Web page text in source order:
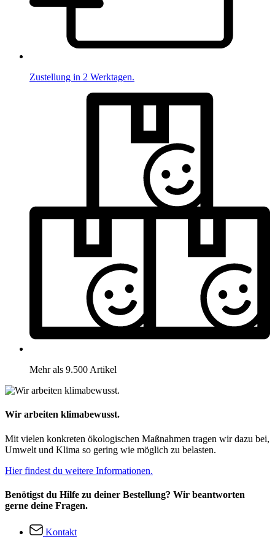
Zustellung in 2 Werktagen.
Mehr als 9.500 Artikel
Wir arbeiten klimabewusst.
Mit vielen konkreten ökologischen Maßnahmen tragen wir dazu bei,
Umwelt und Klima so gering wie möglich zu belasten.
Hier findest du weitere Informationen.
Benötigst du Hilfe zu deiner Bestellung? Wir beantworten
gerne deine Fragen.
Kontakt